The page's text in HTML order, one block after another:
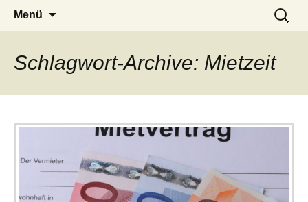
LUCKX
– das Magazin
Menü
Suchen
nach:
Schlagwort-Archive: Mietzeit